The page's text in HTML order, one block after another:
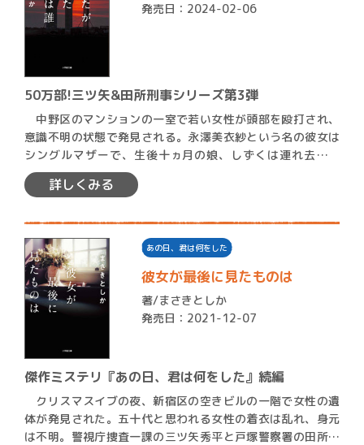
発売日：2024-02-06
50万部!三ツ矢&田所刑事シリーズ第3弾
中野区のマンションの一室で若い女性が頭部を殴打され、
意識不明の状態で発見される。永澤美衣紗という名の彼女は
シングルマザーで、生後十ヵ月の娘、しずくは連れ去られ
る。現場に…
詳しくみる
あの日、君は何をした
彼女が最後に見たものは
著/まさきとしか
発売日：2021-12-07
傑作ミステリ『あの日、君は何をした』続編
クリスマスイブの夜、新宿区の空きビルの一階で女性の遺
体が発見された。五十代と思われる女性の着衣は乱れ、身元
は不明。警視庁捜査一課の三ツ矢秀平と戸塚警察署の田所岳